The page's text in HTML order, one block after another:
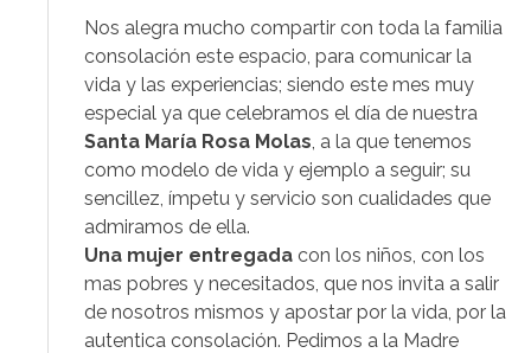
Nos alegra mucho compartir con toda la familia
consolación este espacio, para comunicar la
vida y las experiencias; siendo este mes muy
especial ya que celebramos el día de nuestra
Santa María Rosa Molas, a la que tenemos
como modelo de vida y ejemplo a seguir; su
sencillez, ímpetu y servicio son cualidades que
admiramos de ella.
Una mujer entregada con los niños, con los
mas pobres y necesitados, que nos invita a salir
de nosotros mismos y apostar por la vida, por la
autentica consolación. Pedimos a la Madre